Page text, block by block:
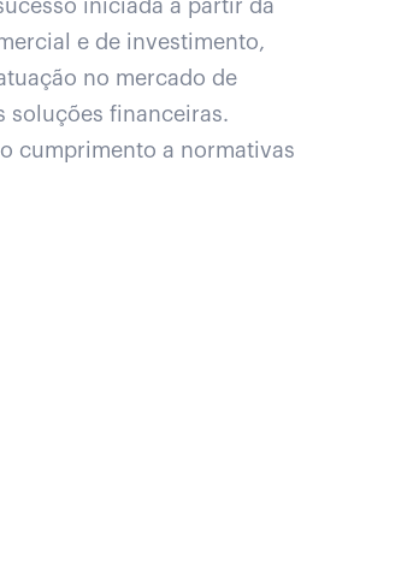
iniciada a partir da
e de investimento,
no mercado de
soluções financeiras.
cumprimento a normativas